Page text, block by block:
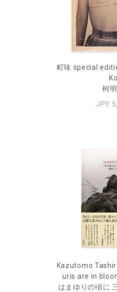
町味 special
Ko
柯
JPY
Kazutomo
uris are in
はまゆりの頃に